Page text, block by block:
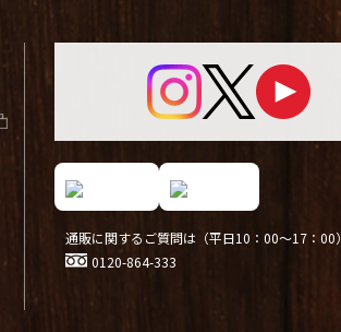
通販に関するご質問は（平日10：00～17：00）
0120-864-333